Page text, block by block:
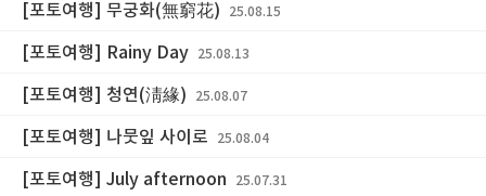
[포토여행] 무궁화(無窮花) 25.08.15
[포토여행] Rainy Day 25.08.13
[포토여행] 청연(淸緣) 25.08.07
[포토여행] 나뭇잎 사이로 25.08.04
[포토여행] July afternoon 25.07.31